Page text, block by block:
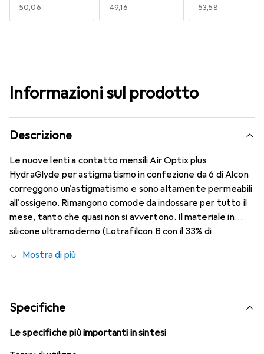
EUR
50,06 EUR
49,16 EUR
53,58
Informazioni sul prodotto
Descrizione
Le nuove lenti a contatto mensili Air Optix plus
HydraGlyde per astigmatismo in confezione da 6 di Alcon
correggono un'astigmatismo e sono altamente permeabili
all'ossigeno. Rimangono comode da indossare per tutto il
mese, tanto che quasi non si avvertono. Il materiale in
silicone ultramoderno (Lotrafilcon B con il 33% di
HydraGlyde Moisture Matrix e la nota tecnologia
indossabilità che conosci. Un comfort duraturo e senza
interruzioni per tutto il giorno con le lenti mensili.
Mostra di più
Specifiche
Le specifiche più importanti in sintesi